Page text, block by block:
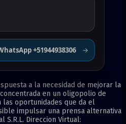
+51944938306 →
a la necesidad de mejorar la
en un oligopolio de
las oportunidades que da el
impulsar una prensa alternativa
S.R.L. Direccion Virtual: